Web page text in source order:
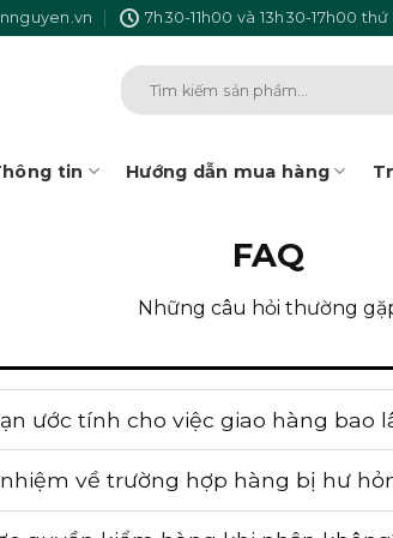
7h30-11h00 và 13h30-17h00
tin Hướng dẫn mua hàng
FAQ
Những câu hỏi thường
ước tính cho việc giao hàng bao
về trường hợp hàng bị hư